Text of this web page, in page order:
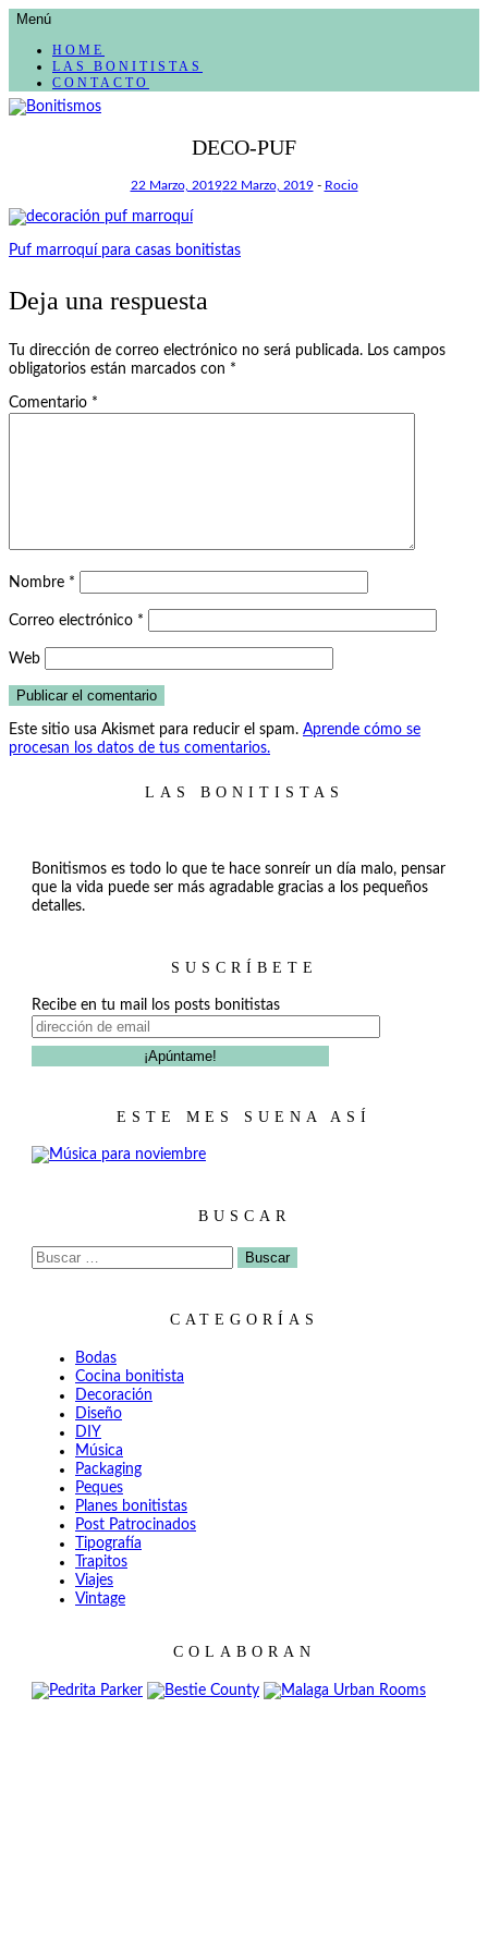
Menú
CONTENIDO
HOME
LAS BONITISTAS
CONTACTO
Bonitismos
DECO-PUF
22 Marzo, 201922 Marzo, 2019- Rocio
Navegación
de
Puf marroquí para casas bonitistas
Deja una respuesta
Tu dirección de correo electrónico no será publicada. Los campos
obligatorios están marcados con *
Comentario *
Nombre *
Correo electrónico *
Web
Este sitio usa Akismet para reducir el spam. Aprende cómo se
procesan los datos de tus comentarios.
LAS BONITISTAS
Bonitismos es todo lo que te hace sonreír un día malo, pensar
que la vida puede ser más agradable gracias a los pequeños
detalles.
SUSCRÍBETE
Recibe en tu mail los posts bonitistas
ESTE MES SUENA ASÍ
BUSCAR
Buscar:
CATEGORÍAS
Bodas
Cocina bonitista
Decoración
Diseño
DIY
Música
Packaging
Peques
Planes bonitistas
Post Patrocinados
Tipografía
Trapitos
Viajes
Vintage
COLABORAN